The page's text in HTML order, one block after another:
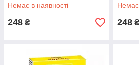
Немає в наявності
248 ₴
Немає
248 ₴